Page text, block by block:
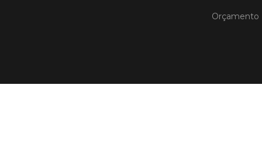
Orçamento